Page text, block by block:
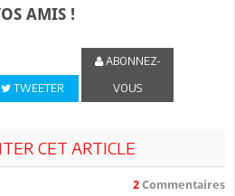
AMIS !
TWEETER
ABONNEZ-
VOUS
CET ARTICLE
2 Commentaires